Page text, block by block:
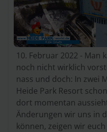
10. Februar 2022 - Man
noch nicht wirklich
nass und doch: In zwei
Heide Park Resort
dort momentan
Änderungen wir uns in
können, zeigen wir